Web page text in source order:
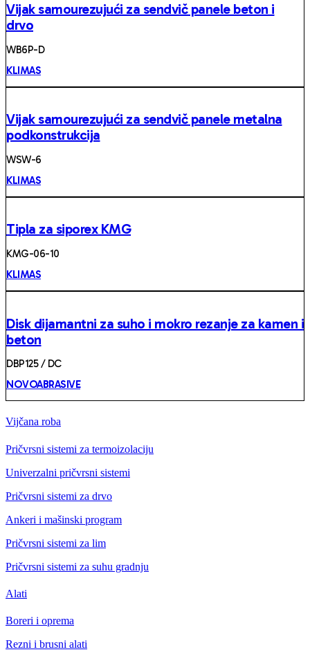
Vijak samourezujući za sendvič panele beton i
drvo
WB6P-D
KLIMAS
Vijak samourezujući za sendvič panele metalna
podkonstrukcija
WSW-6
KLIMAS
Tipla za siporex KMG
KMG-06-10
KLIMAS
Disk dijamantni za suho i mokro rezanje za kamen i
beton
DBP125 / DC
NOVOABRASIVE
Vijčana roba
Pričvrsni sistemi za termoizolaciju
Univerzalni pričvrsni sistemi
Pričvrsni sistemi za drvo
Ankeri i mašinski program
Pričvrsni sistemi za lim
Pričvrsni sistemi za suhu gradnju
Alati
Boreri i oprema
Rezni i brusni alati